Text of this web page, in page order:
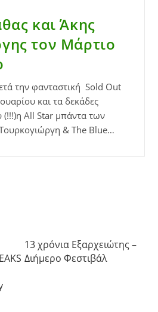
και Άκης
τον Μάρτιο
την φανταστική Sold Out
και τα δεκάδες
(!!!)η All Star μπάντα των
& The Blue…
13 χρόνια Εξαρχειώτης –
Διήμερο Φεστιβάλ